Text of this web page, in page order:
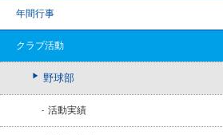
年間行事
クラブ活動
野球部
活動実績